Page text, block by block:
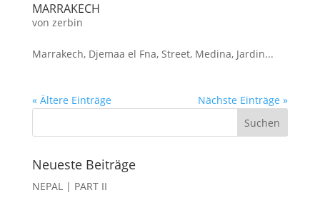
MARRAKECH
von zerbin
Marrakech, Djemaa el Fna, Street, Medina, Jardin...
« Ältere Einträge Nächste Einträge »
Neueste Beiträge
NEPAL | PART II